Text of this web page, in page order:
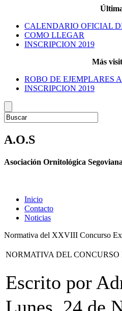
CALENDARIO OFICIAL
COMO LLEGAR
INSCRIPCION 2019
Más
ROBO DE EJEMPLARES
INSCRIPCION 2019
A.O.S
Asociación Ornitológica Segoviana
Inicio
Contacto
Noticias
Normativa del XXVIII Concurso
NORMATIVA DEL
Escrito por